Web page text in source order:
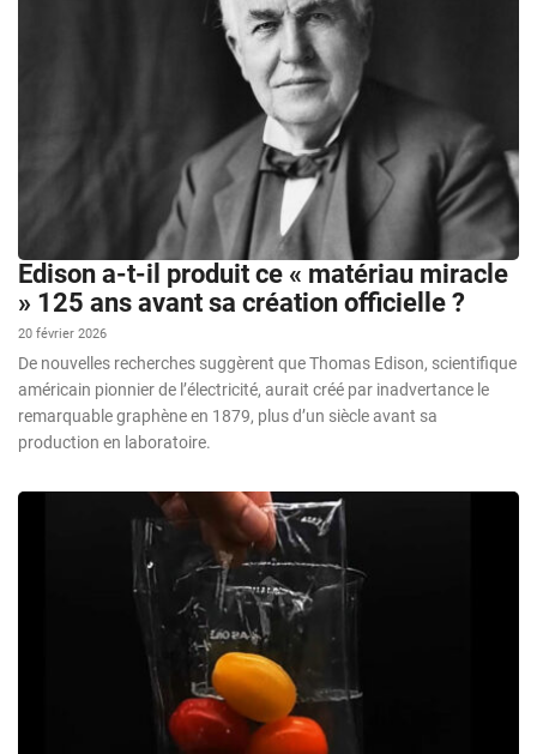
Edison a-t-il produit ce « matériau miracle
» 125 ans avant sa création officielle ?
20 février 2026
De nouvelles recherches suggèrent que Thomas Edison, scientifique
américain pionnier de l’électricité, aurait créé par inadvertance le
remarquable graphène en 1879, plus d’un siècle avant sa
production en laboratoire.